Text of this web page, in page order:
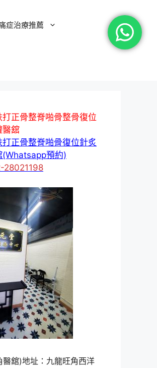
症治療推薦
打正骨整脊啪骨整骨復位
醫舘
正骨整脊啪骨復位針炙
(Whatsapp預約)
28021198
醫舘)地址：九龍旺角西洋